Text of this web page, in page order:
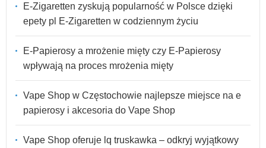
E-Zigaretten zyskują popularność w Polsce dzięki
epety pl E-Zigaretten w codziennym życiu
E-Papierosy a mrożenie mięty czy E-Papierosy
wpływają na proces mrożenia mięty
Vape Shop w Częstochowie najlepsze miejsce na e
papierosy i akcesoria do Vape Shop
Vape Shop oferuje lq truskawka – odkryj wyjątkowy